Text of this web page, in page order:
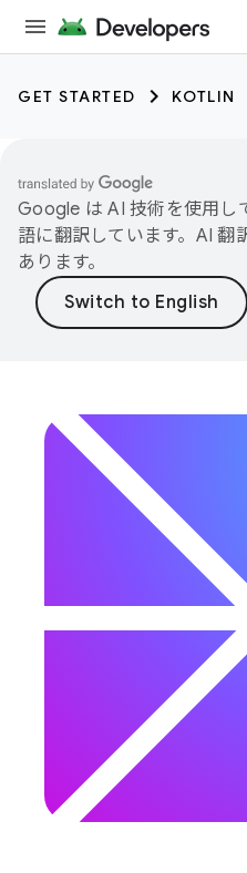
GET STARTED KOTLIN
Google は AI 技術を使用し
語に翻訳しています。AI 翻
あります。